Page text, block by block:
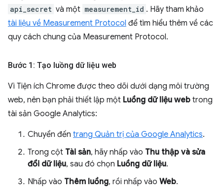
api_secret và một measurement_id . Hãy tham khảo
tài liệu về Measurement Protocol để tìm hiểu thêm về các
quy cách chung của Measurement Protocol.
Bước 1: Tạo luồng dữ liệu web
Vì Tiện ích Chrome được theo dõi dưới dạng môi trường
web, nên bạn phải thiết lập một Luồng dữ liệu web trong
tài sản Google Analytics:
Chuyển đến trang Quản trị của Google Analytics.
Trong cột Tài sản, hãy nhấp vào Thu thập và sửa
đổi dữ liệu, sau đó chọn Luồng dữ liệu.
Nhấp vào Thêm luồng, rồi nhấp vào Web.